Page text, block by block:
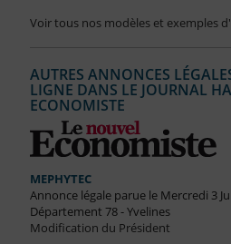
Voir tous nos modèles et exemples
AUTRES ANNONCES
LIGNE DANS LE JOURNAL
ECONOMISTE
MEPHYTEC
Annonce légale parue le Mercredi 3
Département 78 - Yvelines
Modification du Président